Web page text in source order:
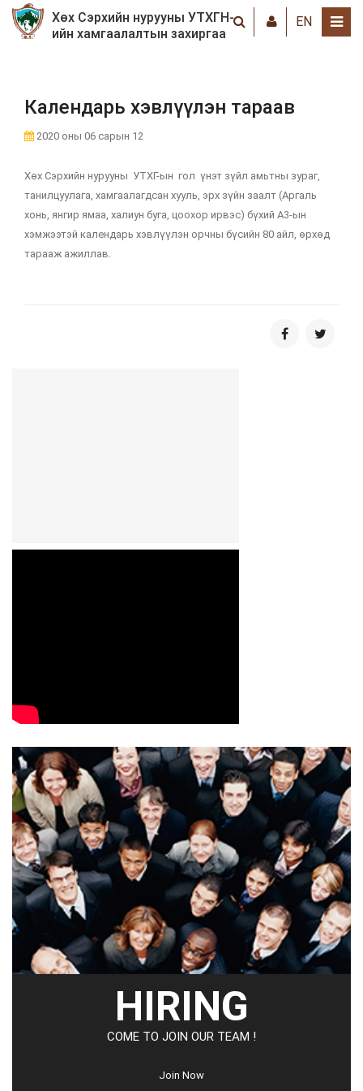
Хөх Сэрхийн нурууны УТХГН-
ийн хамгаалалтын захиргаа
EN
Календарь хэвлүүлэн тараав
2020 оны 06 сарын 12
Хөх Сэрхийн нурууны УТХГ-ын гол үнэт зүйл амьтны зураг,
танилцуулага, хамгаалагдсан хууль, эрх зүйн заалт (Аргаль
хонь, янгир ямаа, халиун буга, цоохор ирвэс) бүхий А3-ын
хэмжээтэй календарь хэвлүүлэн орчны бүсийн 80 айл, өрхөд
тарааж ажиллав.
HIRING
COME TO JOIN OUR TEAM !
Join Now